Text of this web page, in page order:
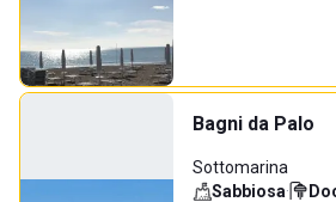
Bagni da Palo
Sottomarina
Sabbiosa·